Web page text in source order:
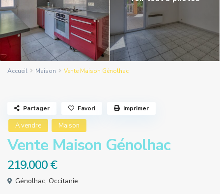
Accueil Maison Vente Maison Génolhac
A vendre Maison
Vente Maison Génolhac
219.000 €
Génolhac, Occitanie
Partager Favori Imprimer